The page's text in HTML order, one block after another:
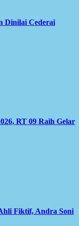
Dinilai Cederai
RT 09 Raih Gelar
Fiktif, Andra Soni